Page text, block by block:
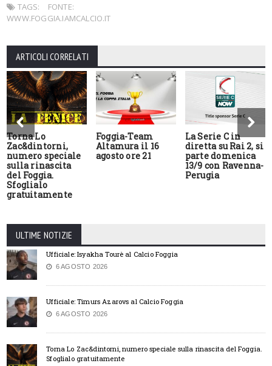
TAGS:
FONTE:
WWW.FOGGIA.IAMCALCIO.IT
ARTICOLI CORRELATI
Torna Lo
Zac&dintorni,
numero speciale
sulla rinascita
del Foggia.
Sfoglialo
gratuitamente
Foggia-Team
Altamura il 16
agosto ore 21
La Serie C in
diretta su Rai 2, si
parte domenica
13/9 con Ravenna-
Perugia
ULTIME NOTIZIE
Ufficiale: Isyakha Tourè al Calcio Foggia
6 AGOSTO 2026
Ufficiale: Timurs Azarovs al Calcio Foggia
6 AGOSTO 2026
Torna Lo Zac&dintorni, numero speciale sulla rinascita del Foggia.
Sfoglialo gratuitamente